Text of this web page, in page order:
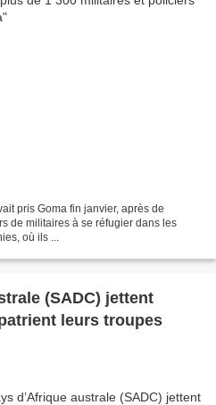
pris Goma fin janvier, après de
de militaires à se réfugier dans les
où ils ...
(SADC) jettent
leurs troupes